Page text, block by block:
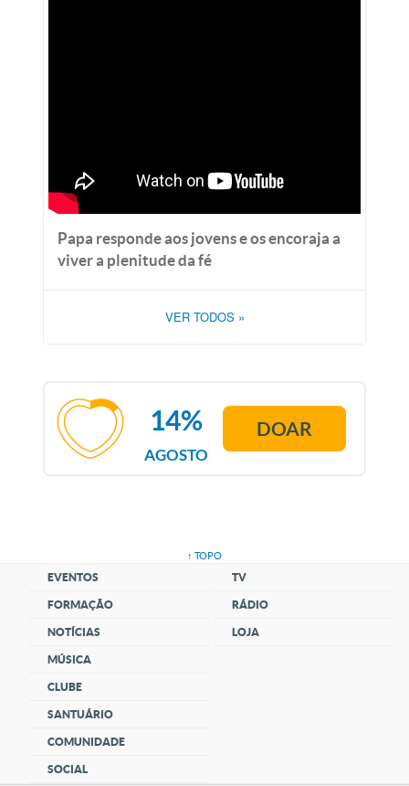
Papa responde aos jovens e os encoraja a
viver a plenitude da fé
VER TODOS »
AGOSTO
14% DOAR
↑ TOPO
EVENTOS
FORMAÇÃO
NOTÍCIAS
MÚSICA
CLUBE
SANTUÁRIO
COMUNIDADE
SOCIAL
TV
RÁDIO
LOJA